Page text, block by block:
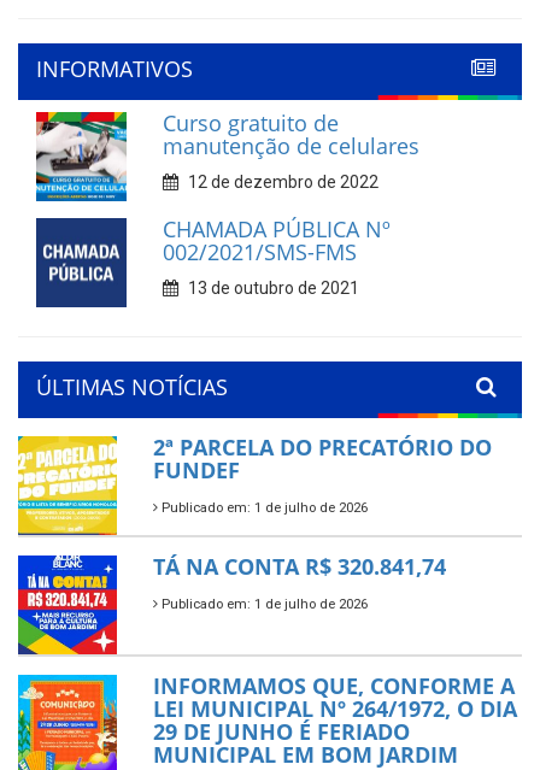
INFORMATIVOS
Curso gratuito de
manutenção de celulares
12 de dezembro de 2022
CHAMADA PÚBLICA Nº
002/2021/SMS-FMS
13 de outubro de 2021
ÚLTIMAS NOTÍCIAS
2ª PARCELA DO PRECATÓRIO DO
FUNDEF
Publicado em: 1 de julho de 2026
TÁ NA CONTA R$ 320.841,74
Publicado em: 1 de julho de 2026
INFORMAMOS QUE, CONFORME A
LEI MUNICIPAL Nº 264/1972, O DIA
29 DE JUNHO É FERIADO
MUNICIPAL EM BOM JARDIM